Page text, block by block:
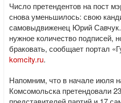
Число претендентов на пост
снова уменьшилось: свою
самовыдвиженец Юрий
нужное количество подписей,
браковать, сообщает портал
komcity.ru.
Напомним, что в начале июля
Комсомольска претендовали